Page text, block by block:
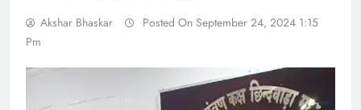
Akshar Bhaskar
Posted On September 24, 2024 1:15
Pm